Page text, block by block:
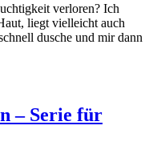
verloren? Ich
liegt vielleicht auch
dusche und mir dann
– Serie für